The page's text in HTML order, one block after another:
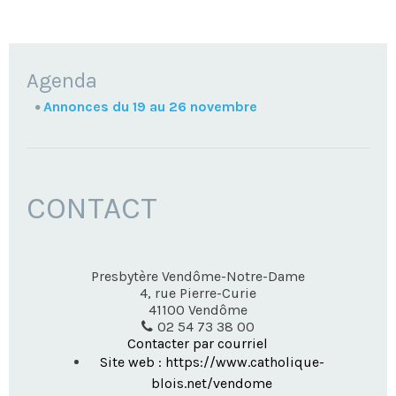
NAVIGATION
Agenda
Annonces du 19 au 26 novembre
CONTACT
Presbytère Vendôme-Notre-Dame
4, rue Pierre-Curie
41100 Vendôme
02 54 73 38 00
Contacter par courriel
Site web : https://www.catholique-
blois.net/vendome